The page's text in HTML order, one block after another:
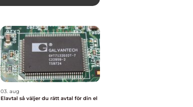
03. aug
Elavtal så väljer du rätt avtal för din el